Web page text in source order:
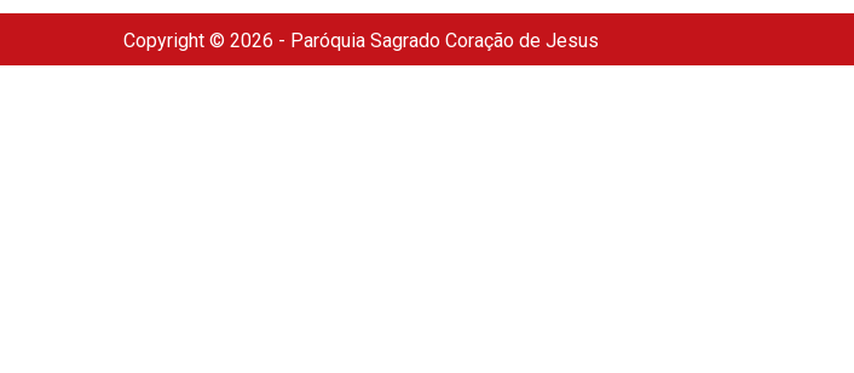
Copyright © 2026 - Paróquia Sagrado Coração de Jesus